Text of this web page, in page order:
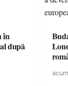
în
după